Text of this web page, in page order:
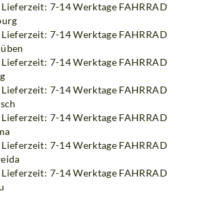
7-14 Werktage FAHRRAD
7-14 Werktage FAHRRAD
7-14 Werktage FAHRRAD
7-14 Werktage FAHRRAD
7-14 Werktage FAHRRAD
7-14 Werktage FAHRRAD
7-14 Werktage FAHRRAD